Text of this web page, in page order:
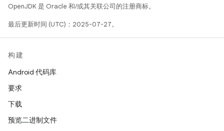
OpenJDK 是 Oracle 和/或其关联公司的注册商标。
最后更新时间 (UTC)：2025-07-27。
构建
Android 代码库
要求
下载
预览二进制文件